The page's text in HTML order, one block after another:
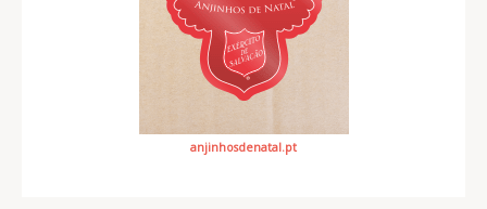
anjinhosdenatal.pt